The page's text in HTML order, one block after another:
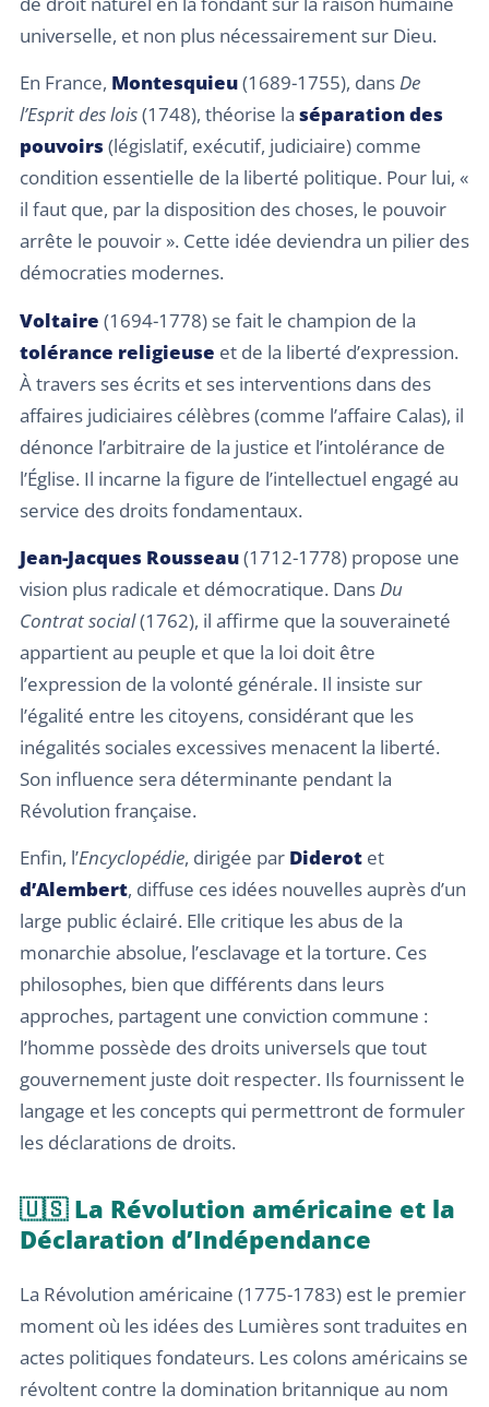
universelle, et non plus nécessairement sur Dieu.
En France, Montesquieu(1689-1755), dansDe
l’Esprit des lois(1748), théorise la séparation des
pouvoirs (législatif, exécutif, judiciaire) comme
condition essentielle de la liberté politique. Pour lui, «
il faut que, par la disposition des choses, le pouvoir
arrête le pouvoir ». Cette idée deviendra un pilier des
démocraties modernes.
Voltaire (1694-1778) se fait le champion de la
tolérance religieuse et de la liberté d’expression.
À travers ses écrits et ses interventions dans des
affaires judiciaires célèbres (comme l’affaire Calas), il
dénonce l’arbitraire de la justice et l’intolérance de
l’Église. Il incarne la figure de l’intellectuel engagé au
service des droits fondamentaux.
Jean-Jacques Rousseau(1712-1778) propose une
vision plus radicale et démocratique. DansDu
Contrat social(1762), il affirme que la souveraineté
appartient au peuple et que la loi doit être
l’expression de la volonté générale. Il insiste sur
l’égalité entre les citoyens, considérant que les
inégalités sociales excessives menacent la liberté.
Son influence sera déterminante pendant la
Révolution française.
Enfin, l’Encyclopédie, dirigée par Diderot et
d’Alembert, diffuse ces idées nouvelles auprès d’un
large public éclairé. Elle critique les abus de la
monarchie absolue, l’esclavage et la torture. Ces
philosophes, bien que différents dans leurs
approches, partagent une conviction commune :
l’homme possède des droits universels que tout
gouvernement juste doit respecter. Ils fournissent le
langage et les concepts qui permettront de formuler
les déclarations de droits.
🇺🇸 La Révolution américaine et la
Déclaration d’Indépendance
La Révolution américaine (1775-1783) est le premier
moment où les idées des Lumières sont traduites en
actes politiques fondateurs. Les colons américains se
révoltent contre la domination britannique au nom